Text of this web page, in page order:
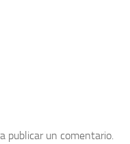
publicar un comentario.